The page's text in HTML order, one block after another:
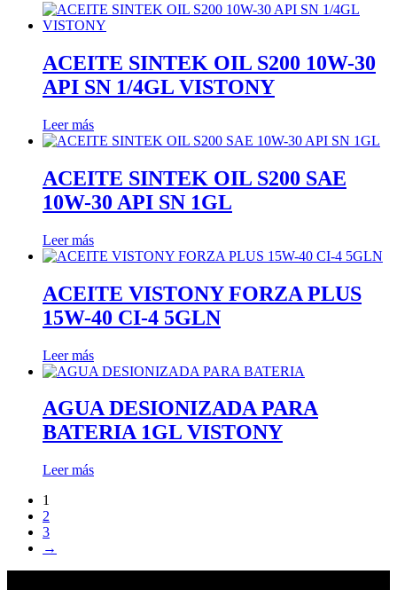
ACEITE SINTEK OIL S200 10W-30
API SN 1/4GL VISTONY
Leer más
ACEITE SINTEK OIL S200 SAE
10W-30 API SN 1GL
Leer más
ACEITE VISTONY FORZA PLUS
15W-40 CI-4 5GLN
Leer más
AGUA DESIONIZADA PARA
BATERIA 1GL VISTONY
Leer más
1
2
3
→